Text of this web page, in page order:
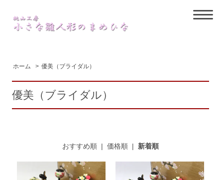
ホーム > 優美（ブライダル）
優美（ブライダル）
おすすめ順| 価格順| 新着順